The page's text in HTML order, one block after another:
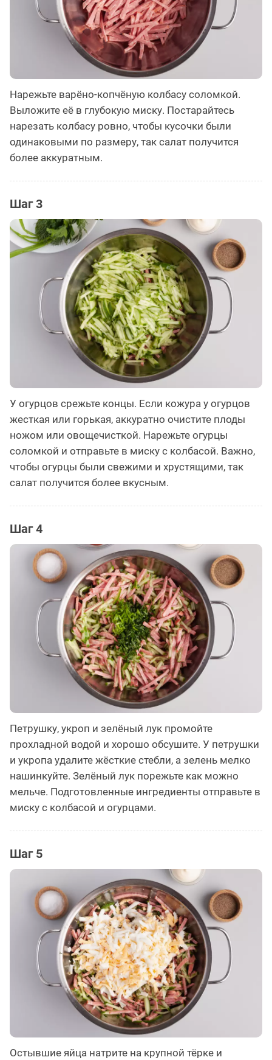
Нарежьте варёно-копчёную колбасу соломкой.
Выложите её в глубокую миску. Постарайтесь
нарезать колбасу ровно, чтобы кусочки были
одинаковыми по размеру, так салат получится
более аккуратным.
Шаг 3
У огурцов срежьте концы. Если кожура у огурцов
жесткая или горькая, аккуратно очистите плоды
ножом или овощечисткой. Нарежьте огурцы
соломкой и отправьте в миску с колбасой. Важно,
чтобы огурцы были свежими и хрустящими, так
салат получится более вкусным.
Шаг 4
Петрушку, укроп и зелёный лук промойте
прохладной водой и хорошо обсушите. У петрушки
и укропа удалите жёсткие стебли, а зелень мелко
нашинкуйте. Зелёный лук порежьте как можно
мельче. Подготовленные ингредиенты отправьте в
миску с колбасой и огурцами.
Шаг 5
Остывшие яйца натрите на крупной тёрке и